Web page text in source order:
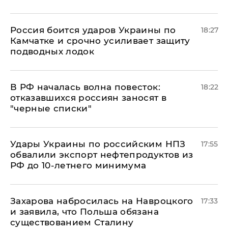
Россия боится ударов Украины по
Камчатке и срочно усиливает защиту
подводных лодок
18:27
​В РФ началась волна повесток:
отказавшихся россиян заносят в
"черные списки"
18:22
Удары Украины по российским НПЗ
обвалили экспорт нефтепродуктов из
РФ до 10-летнего минимума
17:55
​Захарова набросилась на Навроцкого
и заявила, что Польша обязана
существованием Сталину
17:33